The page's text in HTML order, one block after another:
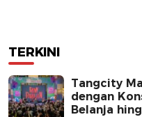
TERKINI
Tangcity
dengan
Belanja